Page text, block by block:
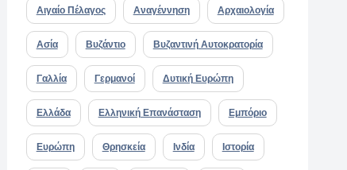
Αιγαίο Πέλαγος Αναγέννηση Αρχαιολογία
Ασία Βυζάντιο Βυζαντινή Αυτοκρατορία
Γαλλία Γερμανοί Δυτική Ευρώπη
Ελλάδα Ελληνική Επανάσταση Εμπόριο
Ευρώπη Θρησκεία Ινδία Ιστορία